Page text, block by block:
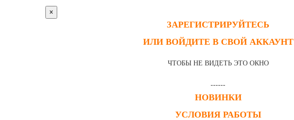
×
ЗАРЕГИСТРИРУЙТЕСЬ
ИЛИ ВОЙДИТЕ В СВОЙ АККАУНТ
ЧТОБЫ НЕ ВИДЕТЬ ЭТО ОКНО
------
НОВИНКИ
УСЛОВИЯ РАБОТЫ